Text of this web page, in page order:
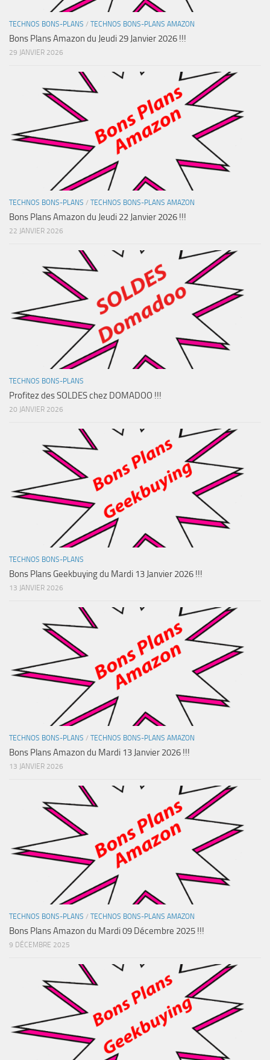
TECHNOS BONS-PLANS / TECHNOS BONS-PLANS AMAZON
Bons Plans Amazon du Jeudi 29 Janvier 2026 !!!
29 JANVIER 2026
TECHNOS BONS-PLANS / TECHNOS BONS-PLANS AMAZON
Bons Plans Amazon du Jeudi 22 Janvier 2026 !!!
22 JANVIER 2026
TECHNOS BONS-PLANS
Profitez des SOLDES chez DOMADOO !!!
20 JANVIER 2026
TECHNOS BONS-PLANS
Bons Plans Geekbuying du Mardi 13 Janvier 2026 !!!
13 JANVIER 2026
TECHNOS BONS-PLANS / TECHNOS BONS-PLANS AMAZON
Bons Plans Amazon du Mardi 13 Janvier 2026 !!!
13 JANVIER 2026
TECHNOS BONS-PLANS / TECHNOS BONS-PLANS AMAZON
Bons Plans Amazon du Mardi 09 Décembre 2025 !!!
9 DÉCEMBRE 2025